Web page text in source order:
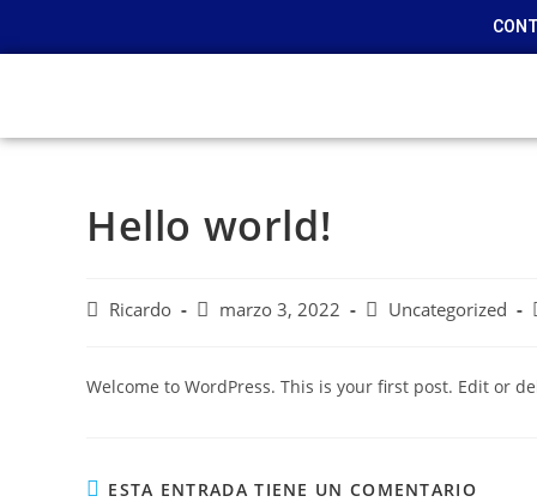
Hello world!
Ricardo marzo 3, 2022 Uncategorized
Welcome to WordPress. This is your first post. Edit or
ESTA ENTRADA TIENE UN COMENTARIO